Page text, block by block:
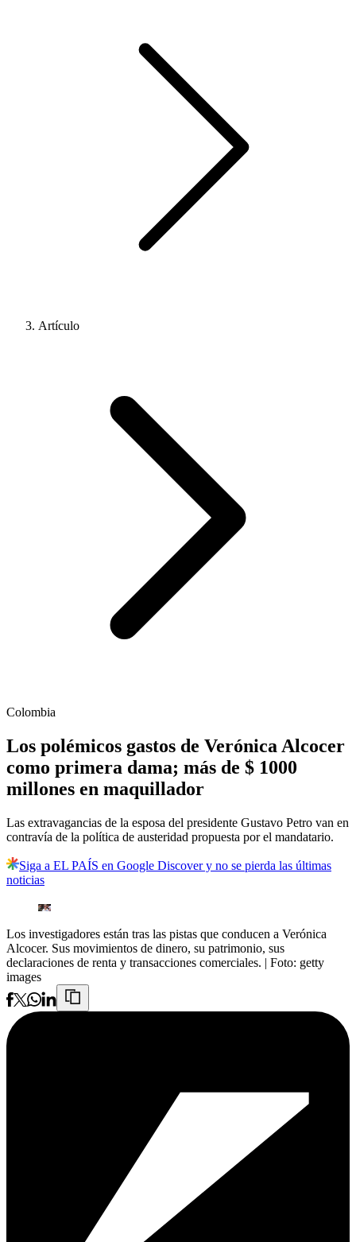
Artículo
Colombia
Los polémicos gastos de Verónica Alcocer
como primera dama; más de $ 1000
millones en maquillador
Las extravagancias de la esposa del presidente Gustavo Petro van en
contravía de la política de austeridad propuesta por el mandatario.
Siga a EL PAÍS en Google Discover y no se pierda las últimas
noticias
Los investigadores están tras las pistas que conducen a Verónica
Alcocer. Sus movimientos de dinero, su patrimonio, sus
declaraciones de renta y transacciones comerciales. | Foto: getty
images